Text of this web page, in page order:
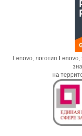
Lenovo, логотип
на